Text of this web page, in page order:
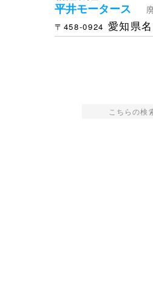
平井モータース
〒458-0924 愛知県
こちらの